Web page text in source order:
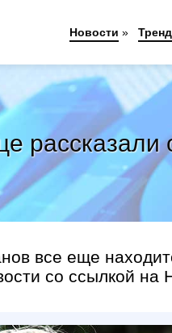
рассказали
все еще
со ссылкой
Новости »